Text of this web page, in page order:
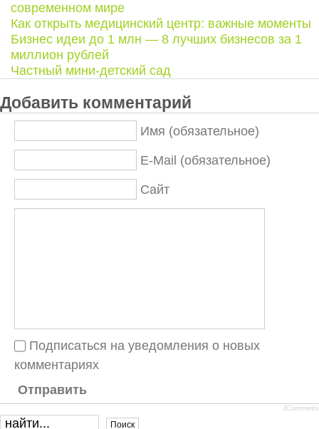
современном мире
Как открыть медицинский центр: важные моменты
Бизнес идеи до 1 млн — 8 лучших бизнесов за 1
миллион рублей
Частный мини-детский сад
Добавить комментарий
Имя (обязательное)
E-Mail (обязательное)
Сайт
Подписаться на уведомления о новых
комментариях
Отправить
JComments